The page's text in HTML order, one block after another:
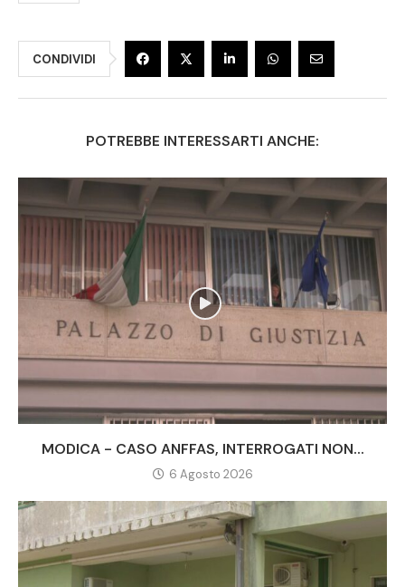
CONDIVIDI
POTREBBE INTERESSARTI ANCHE:
MODICA - CASO ANFFAS, INTERROGATI NON...
6 Agosto 2026